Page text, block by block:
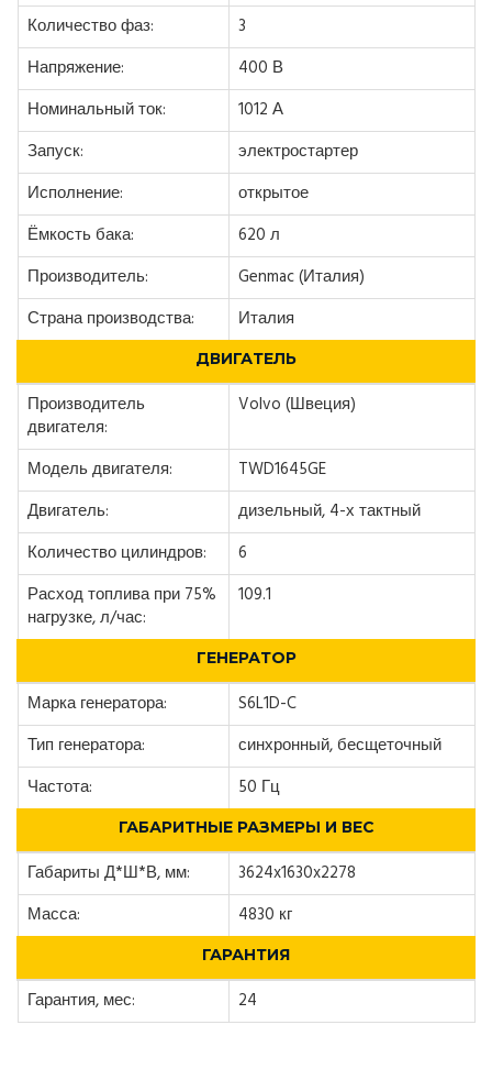
Количество фаз:
3
Напряжение:
400 В
Номинальный ток:
1012 А
Запуск:
электростартер
Исполнение:
открытое
Ёмкость бака:
620 л
Производитель:
Genmac (Италия)
Страна производства:
Италия
ДВИГАТЕЛЬ
Производитель
двигателя:
Volvo (Швеция)
Модель двигателя:
TWD1645GE
Двигатель:
дизельный, 4-х тактный
Количество цилиндров:
6
Расход топлива при 75%
нагрузке, л/час:
109.1
ГЕНЕРАТОР
Марка генератора:
S6L1D-C
Тип генератора:
синхронный, бесщеточный
Частота:
50 Гц
ГАБАРИТНЫЕ РАЗМЕРЫ И ВЕС
Габариты Д*Ш*В, мм:
3624x1630x2278
Масса:
4830 кг
ГАРАНТИЯ
Гарантия, мес: 24